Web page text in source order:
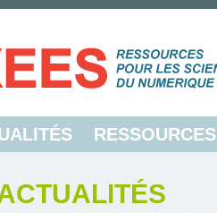
RESSOURCES